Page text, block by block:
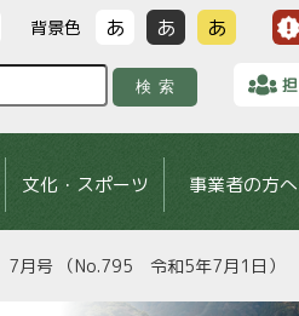
背景色 あ あ あ
検索
文化・スポーツ 事業者の方へ
月号 （No.795 令和5年7月1日）